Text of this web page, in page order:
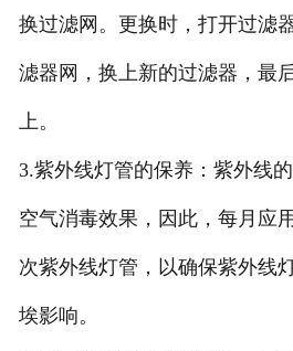
换过滤网。更换时，打开过滤
滤器网，换上新的过滤器，最
上。
3.紫外线灯管的保养：紫外线
空气消毒效果，因此，每月应
次紫外线灯管，以确保紫外线
埃影响。